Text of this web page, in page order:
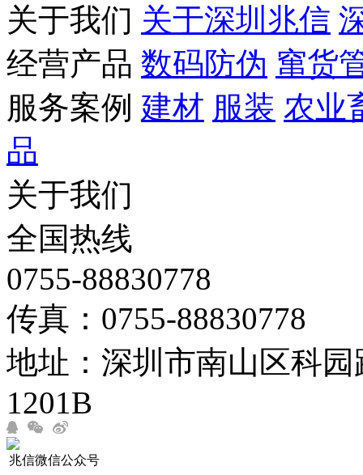
关于我们 关于深圳兆信
经营产品 数码防伪 窜货
服务案例 建材 服装 农业
品
关于我们
全国热线
0755-88830778
传真：0755-88830778
地址：深圳市南山区科
1201B
兆信微信公众号